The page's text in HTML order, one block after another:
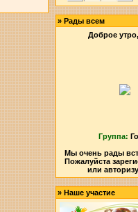
»Рады всем
Доброе
Группа:
Мы очень рады
Пожалуйста
или
»Наше участие